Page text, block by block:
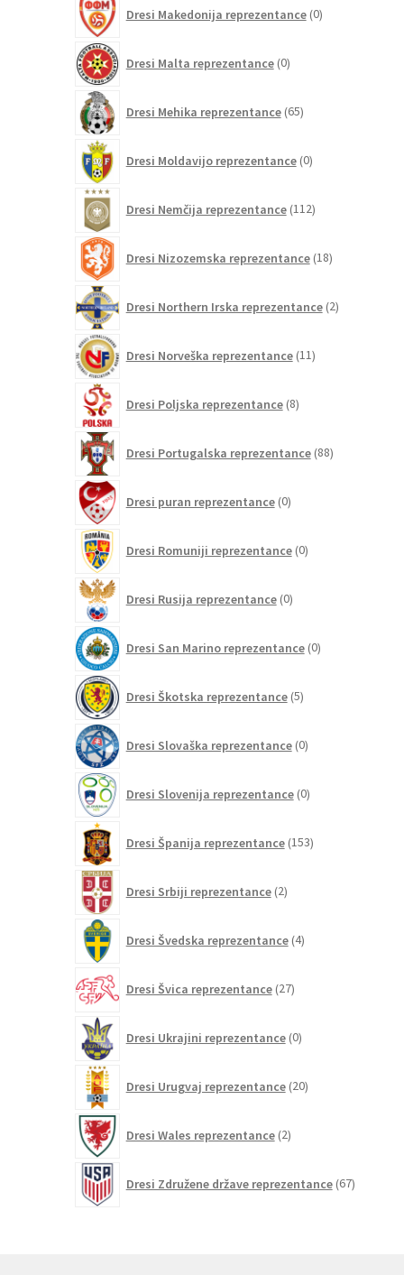
Dresi Makedonija reprezentance 0izdelkov
Dresi Malta reprezentance 0izdelkov
Dresi Mehika reprezentance 65izdelkov
Dresi Moldavijo reprezentance 0izdelkov
Dresi Nemčija reprezentance 112izdelkov
Dresi Nizozemska reprezentance 18izdelkov
Dresi Northern Irska reprezentance 2izdelka
Dresi Norveška reprezentance 11izdelkov
Dresi Poljska reprezentance 8izdelkov
Dresi Portugalska reprezentance 88izdelkov
Dresi puran reprezentance 0izdelkov
Dresi Romuniji reprezentance 0izdelkov
Dresi Rusija reprezentance 0izdelkov
Dresi San Marino reprezentance 0izdelkov
Dresi Škotska reprezentance 5izdelkov
Dresi Slovaška reprezentance 0izdelkov
Dresi Slovenija reprezentance 0izdelkov
Dresi Španija reprezentance 153izdelkov
Dresi Srbiji reprezentance 2izdelka
Dresi Švedska reprezentance 4izdelki
Dresi Švica reprezentance 27izdelkov
Dresi Ukrajini reprezentance 0izdelkov
Dresi Urugvaj reprezentance 20izdelkov
Dresi Wales reprezentance 2izdelka
Dresi Združene države reprezentance 67izdelkov